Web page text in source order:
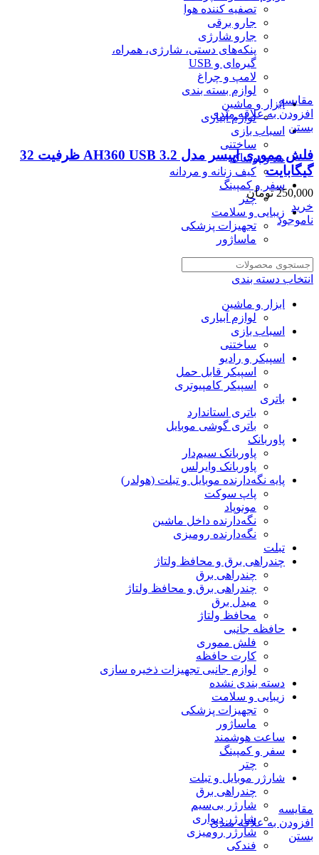
تصفیه کننده هوا
جارو برقی
جارو شارژی
پنکه‌های دستی، شارژی، همراه،
گیره‌ای و USB
لامپ و چراغ
لوازم بسته بندی
ابزار و ماشین
لوازم آبیاری
اسباب بازی
ساختنی
مد و پوشاک
کیف زنانه و مردانه
سفر و کمپینگ
چتر
زیبایی و سلامت
تجهیزات پزشکی
ماساژور
انتخاب دسته بندی
ابزار و ماشین
لوازم آبیاری
اسباب بازی
ساختنی
اسپیکر و رادیو
اسپیکر قابل حمل
اسپیکر کامپیوتری
باتری
باتری استاندارد
باتری گوشی موبایل
پاوربانک
پاوربانک سیم‌دار
پاوربانک وایرلس
پایه نگه‌دارنده موبایل و تبلت (هولدر)
پاپ سوکت
مونوپاد
نگه‌دارنده داخل ماشین
نگه‌دارنده رومیزی
تبلت
چندراهی برق و محافظ ولتاژ
چندراهی برق
چندراهی برق و محافظ ولتاژ
مبدل برق
محافظ ولتاژ
حافظه جانبی
فلش مموری
کارت حافظه
لوازم جانبی تجهیزات ذخیره سازی
دسته بندی نشده
زیبایی و سلامت
تجهیزات پزشکی
ماساژور
ساعت هوشمند
سفر و کمپینگ
چتر
شارژر موبایل و تبلت
چندراهی برق
شارژر بی‌سیم
شارژر دیواری
شارژر رومیزی
فندکی
مقایسه
افزودن به علاقه مندی
بستن
فلش مموری اپیسر مدل AH360 USB 3.2 ظرفیت 32
گیگابایت
250,000 تومان
خرید
ناموجود
مقایسه
افزودن به علاقه مندی
بستن